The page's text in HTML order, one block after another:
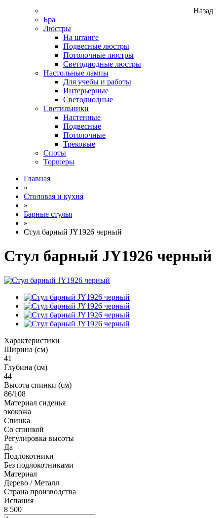
Назад
Бра
Люстры
На штанге
Подвесные люстры
Потолочные люстры
Светодиодные люстры
Настольные лампы
Для учебы и работы
Интерьерные
Светодиодные
Светильники
Настенные
Подвесные
Потолочные
Трековые
Споты
Торшеры
Главная
»
Столовая и кухня
»
Барные стулья
»
Стул барный JY1926 черный
Стул барный JY1926 черный
Характеристики
Ширина (см)
41
Глубина (см)
44
Высота спинки (см)
86/108
Материал сиденья
экокожа
Спинка
Со спинкой
Регулировка высоты
Да
Подлокотники
Без подлокотниками
Материал
Дерево / Металл
Страна производства
Испания
8 500